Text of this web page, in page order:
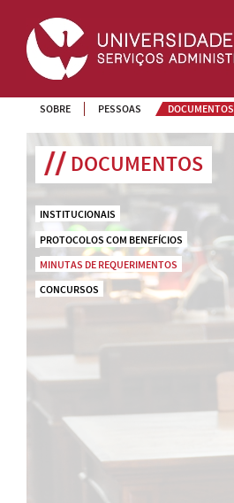
SOBRE PESSOAS DOCUMENTOS
DOCUMENTOS
INSTITUCIONAIS
PROTOCOLOS COM BENEFÍCIOS
MINUTAS DE REQUERIMENTOS
CONCURSOS